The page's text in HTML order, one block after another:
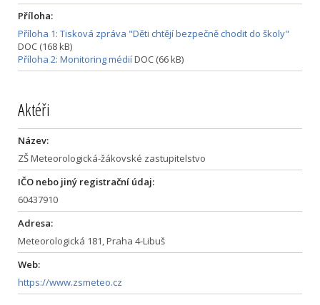
Příloha:
Příloha 1: Tisková zpráva "Děti chtějí bezpečně chodit do školy"
DOC (168 kB)
Příloha 2: Monitoring médiíDOC (66 kB)
Aktéři
Název:
ZŠ Meteorologická-žákovské zastupitelstvo
IČO nebo jiný registrační údaj:
60437910
Adresa:
Meteorologická 181, Praha 4-Libuš
Web:
https://www.zsmeteo.cz